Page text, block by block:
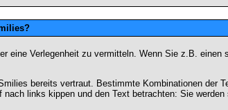
Verlegenheit zu vermitteln. Wenn Sie z.B. einen
bereits vertraut. Bestimmte Kombinationen der
links kippen und den Text betrachten: Sie werden